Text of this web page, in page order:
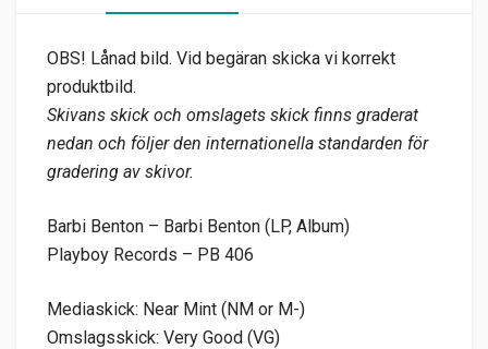
OBS! Lånad bild. Vid begäran skicka vi korrekt
produktbild.
Skivans skick och omslagets skick finns graderat
nedan och följer den internationella standarden för
gradering av skivor.
Barbi Benton – Barbi Benton (LP, Album)
Playboy Records – PB 406
Mediaskick: Near Mint (NM or M-)
Omslagsskick: Very Good (VG)